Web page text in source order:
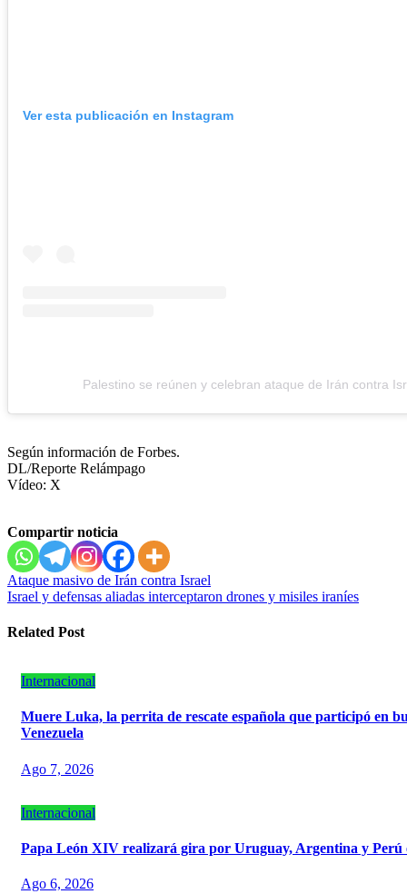
Ver esta publicación en Instagram
Palestino se reúnen y celebran ataque de Irán contra
Según información de Forbes.
DL/Reporte Relámpago
Vídeo: X
Compartir noticia
Navegación
de
entradas
Ataque masivo de Irán contra Israel
Israel y defensas aliadas interceptaron drones y misiles iraníes
Related Post
Internacional
Muere Luka, la perrita de rescate española que participó en
Venezuela
Ago 7, 2026
Internacional
Papa León XIV realizará gira por Uruguay, Argentina y Perú
Ago 6, 2026